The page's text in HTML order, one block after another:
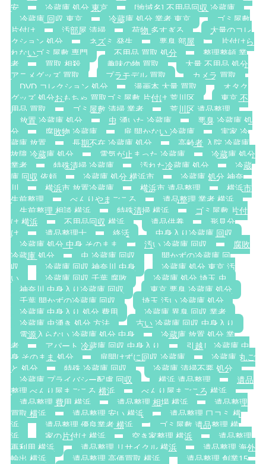
安
冷蔵庫 処分 東京
[地域名] 不用品回収 冷蔵庫
冷蔵庫 回収 東京
冷蔵庫 処分 業者 東京
ゴミ屋敷
片付け
汚部屋 清掃 荷物 多すぎる
大量のコレ
クション 処分
ネズミ 発生 悪臭 部屋
片付けら
れないゴミ屋敷 専門
不用品 買取 処分
整理整頓 業
者
買取 相殺 趣味の物 買取
大量 不用品 処分
アニメグッズ 買取
プラモデル 買取
カメラ 買取
DVD コレクション 処分
漫画本 大量 買取
オタク
グッズ 処分おもちゃ 買取ゴミ屋敷 片付け 荒川区
東京 不
用品 買取
ゴミ屋敷 清掃 業者
荒川区 遺品整理
放置 冷蔵庫 処分
虫 湧いた 冷蔵庫
悪臭 冷蔵庫 処
分
腐敗物 冷蔵庫 扉 開かない 冷蔵庫
実家 冷
蔵庫 放置
長期不在 冷蔵庫 処分
高齢者 入院 冷蔵庫
故障 冷蔵庫 処分
電気が止まった 冷蔵庫
冷蔵庫 処分
業者
特殊清掃 冷蔵庫 汚れた冷蔵庫 処分
冷蔵
庫 回収 依頼
冷蔵庫 処分 横浜市
冷蔵庫 処分 神奈
川
横浜市 放置冷蔵庫 横浜市 遺品整理
横浜市
生前整理
べんりやまごころ
遺品整理 業者 横浜
生前整理 相談 横浜
特殊清掃 横浜
ゴミ屋敷 片付
け 横浜
不用品回収 横浜 遺品供養
形見分
け
遺品整理士 終活
中身入り冷蔵庫 回収
冷蔵庫 処分 中身 そのまま
汚い 冷蔵庫 回収
腐敗
冷蔵庫 処分
虫 冷蔵庫 回収
開かずの冷蔵庫 回
収
冷蔵庫 回収 神奈川 中身
冷蔵庫 処分 東京 汚
い
冷蔵庫 回収 千葉 腐敗
冷蔵庫 処分 埼玉 虫
神奈川 中身入り冷蔵庫 回収
東京 悪臭 冷蔵庫 処分
千葉 開かずの冷蔵庫 回収
埼玉 汚い 冷蔵庫 処分
冷蔵庫 中身入り 処分 費用
冷蔵庫 異臭 回収 業者
冷蔵庫 虫湧き 処分 方法
古い 冷蔵庫 回収 中身入り
電源入らない 冷蔵庫 処分 中身
冷蔵庫 放置 処分 業
者
アパート 冷蔵庫 回収 中身入り
引越し 冷蔵庫 中
身 そのまま 処分
扉開けずに回収 冷蔵庫
冷蔵庫 丸ご
と 処分
特殊 冷蔵庫 回収
冷蔵庫 清掃不要 処分
冷蔵庫 プライバシー配慮 回収
横浜 遺品整理
遺品
整理 べんり屋まごころ 横浜
べんり屋まごころ 横浜
遺品整理 費用 横浜
遺品整理 相場 横浜
遺品整理
買取 横浜
遺品整理 安い 横浜
遺品整理 口コミ 横
浜
遺品整理 優良業者 横浜
ゴミ屋敷 遺品整理 横
浜
家の片付け 横浜 空き家整理 横浜
遺品整理
再利用 横浜
遺品整理 リサイクル 横浜
遺品整理 海外
輸出 横浜
遺品整理 高価買取 横浜
遺品整理 創業15